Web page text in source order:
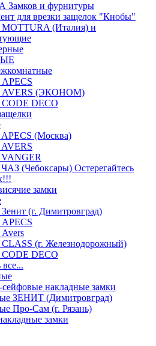
и фурнитуры
для врезки защелок "Кнобы"
MOTTURA (Италия) и
AVERS (ЭКОНОМ)
DECO
(Москва)
(Чебоксары) Остерегайтесь
замки
(г. Димитровград)
(г. Железнодорожный)
DECO
все...
накладные замки
ЗЕНИТ (Димитровград)
Про-Сам (г. Рязань)
замки